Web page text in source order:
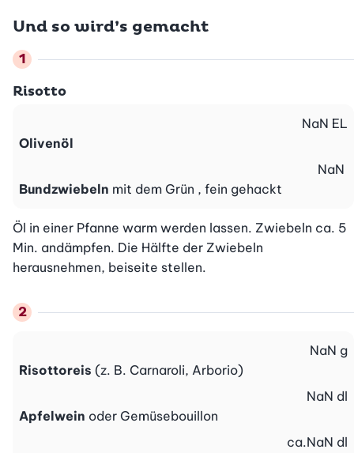
Und so wird’s gemacht
Risotto
Olivenöl
NaN EL
Bundzwiebeln mit dem Grün , fein gehackt
NaN
Öl in einer Pfanne warm werden lassen. Zwiebeln ca. 5
Min. andämpfen. Die Hälfte der Zwiebeln
herausnehmen, beiseite stellen.
Risottoreis (z. B. Carnaroli, Arborio)
NaN g
Apfelwein oder Gemüsebouillon
NaN dl
ca.NaN dl